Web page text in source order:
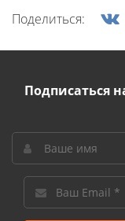
Поделиться:
Подписаться